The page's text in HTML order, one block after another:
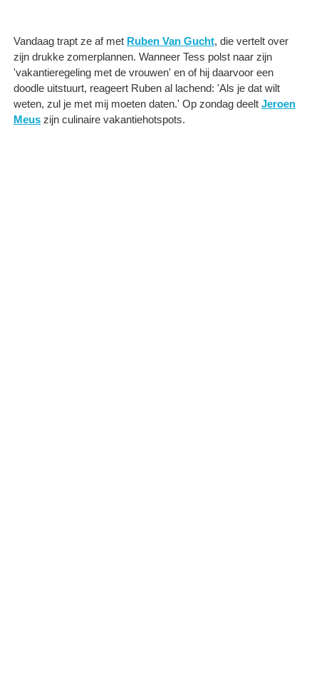
Vandaag trapt ze af met Ruben Van Gucht, die vertelt over
zijn drukke zomerplannen. Wanneer Tess polst naar zijn
'vakantieregeling met de vrouwen' en of hij daarvoor een
doodle uitstuurt, reageert Ruben al lachend: 'Als je dat wilt
weten, zul je met mij moeten daten.' Op zondag deelt Jeroen
Meus zijn culinaire vakantiehotspots.